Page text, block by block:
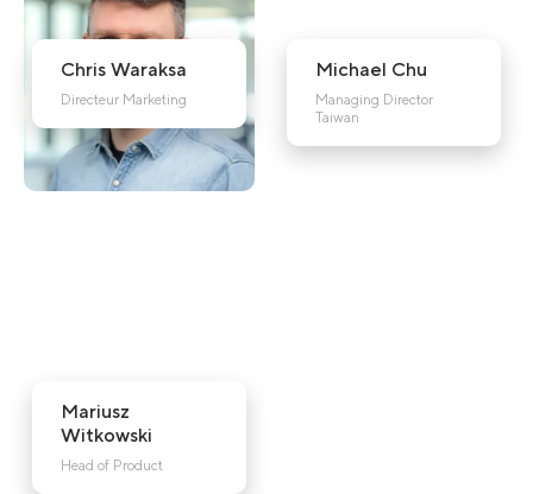
Chris Waraksa
Directeur Marketing
Michael Chu
Managing Director
Taiwan
Mariusz
Witkowski
Head of Product